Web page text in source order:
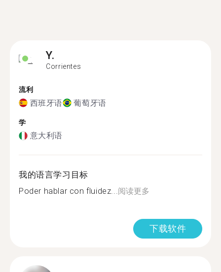
Y.
Corrientes
流利
西班牙语 葡萄牙语
学
意大利语
我的语言学习目标
Poder hablar con fluidez...阅读更多
下载软件